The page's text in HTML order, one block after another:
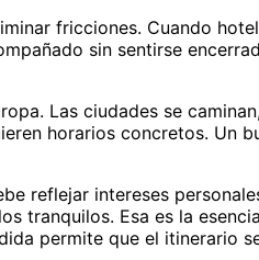
fricciones. Cuando
sin sentirse
Las ciudades se
horarios concretos. Un
reflejar intereses
tranquilos. Esa es la
permite que el itinerario